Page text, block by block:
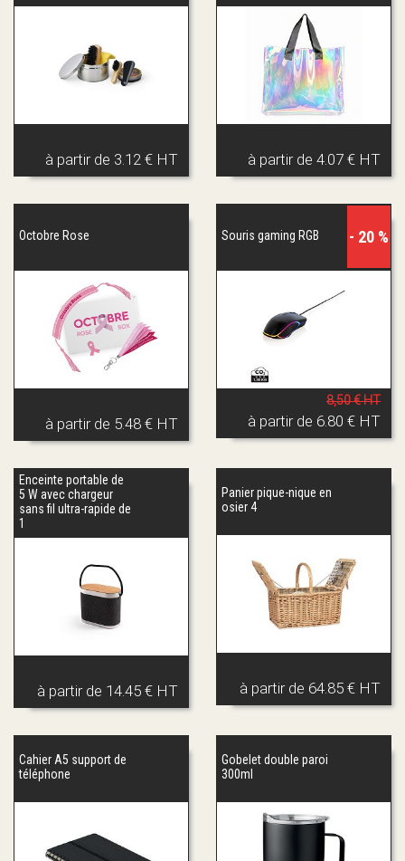
à partir de 3.12 € HT à partir de 4.07 € HT
Octobre Rose
à partir de 5.48 € HT
Souris gaming RGB - 20 %
8,50 € HT
à partir de 6.80 € HT
Enceinte portable de
5 W avec chargeur
sans fil ultra-rapide de
1
à partir de 14.45 € HT
Panier pique-nique en
osier 4
à partir de 64.85 € HT
Cahier A5 support de
téléphone
Gobelet double paroi
300ml